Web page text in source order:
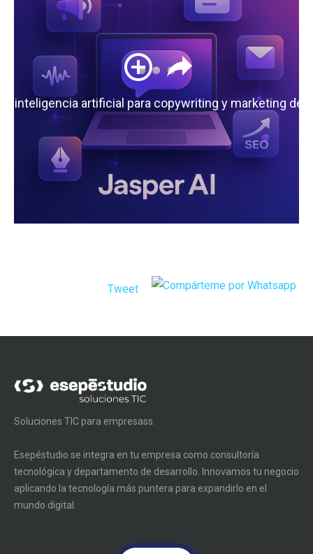
la inteligencia artificial para copywriting y marketing de
Tweet
Soluciones TIC para empresass.
Esepéstudio se integra en tu empresa como consultoría
tecnológica y departamento de desarrollo. Innovamos tu negocio
aplicando la tecnología más puntera para expandirlo en el
mundo digital.